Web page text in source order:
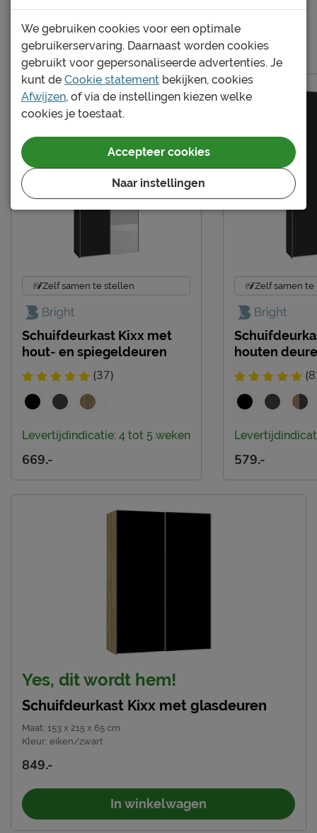
Materiaal
Materiaal spaanplaat melamine
Goed om te weten
Onderhoud
Afnemen met een vochtig
Garantie
3 jaar garantie
Montage
Leveranciersinformatie
Naam Beter Bed B.V.
Emailadres
info@beterbed.nl
Meer van de serie Kixx
Zelf samen te stellen
Schuifdeurkast Kixx met
hout- en spiegeldeuren
(37)
Levertijdindicatie: 4 tot 5 weken
669.-
Zelf samen
houten
579.-
Yes, dit wordt hem!
Schuifdeurkast Kixx met glasdeuren
Maat: 153 x 215 x 65 cm
Kleur: eiken/zwart
849.-
In winkelwagen
We gebruiken cookies voor een optimale
gebruikerservaring. Daarnaast worden cookies
gebruikt voor gepersonaliseerde advertenties. Je
kunt de Cookie statement bekijken, cookies
Afwijzen, of via de instellingen kiezen welke
cookies je toestaat.
Naar instellingen
Accepteer cookies